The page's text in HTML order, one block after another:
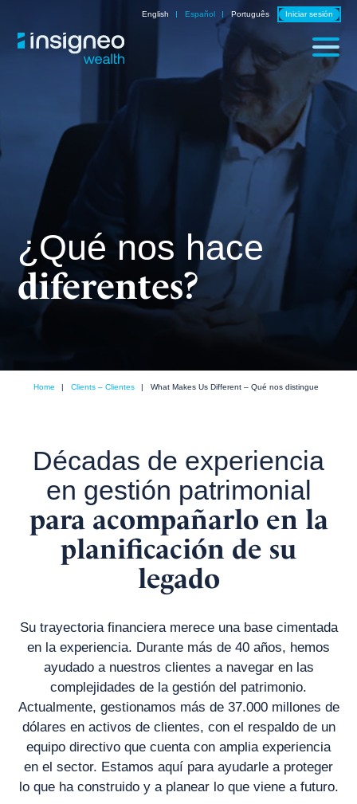
English Español Português Iniciar sesión
¿Qué nos hace
diferentes?
Home | Clients – Clientes | What Makes Us Different – Qué nos distingue
Décadas de experiencia
en gestión patrimonial
para acompañarlo en la
planificación de su
legado
Su trayectoria financiera merece una base cimentada
en la experiencia. Durante más de 40 años, hemos
ayudado a nuestros clientes a navegar en las
complejidades de la gestión del patrimonio.
Actualmente, gestionamos más de 37.000 millones de
dólares en activos de clientes, con el respaldo de un
equipo directivo que cuenta con amplia experiencia
en el sector. Estamos aquí para ayudarle a proteger
lo que ha construido y a planear lo que viene a futuro.